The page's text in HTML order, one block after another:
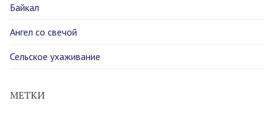
Байкал
Ангел со свечой
Сельское ухаживание
МЕТКИ